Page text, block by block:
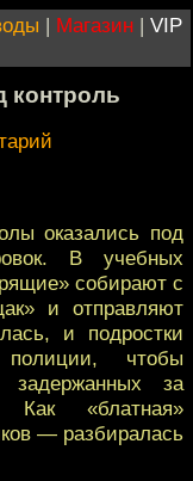
| Магазин | VIP
контроль
оказались под
В учебных
собирают с
и отправляют
и подростки
чтобы
задержанных за
Как «блатная»
— разбиралась